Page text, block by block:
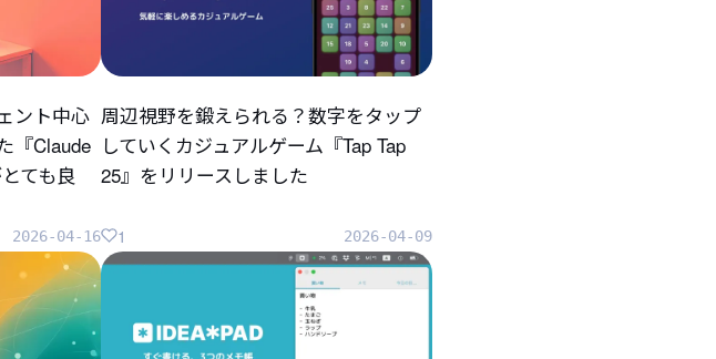
ント中心
『Claude
ても良
2026-04-16
周辺視野を鍛えられる？数字をタップ
していくカジュアルゲーム『Tap Tap
25』をリリースしました
2026-04-09
1